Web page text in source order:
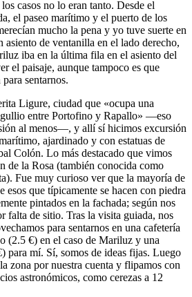
casos no lo eran tanto. Desde el
el paseo marítimo y el puerto de los
mucho la pena y yo tuve suerte en
asiento de ventanilla en el lado derecho,
iba en la última fila en el asiento del
el paisaje, aunque tampoco es que
sentarnos.
Ligure, ciudad que «ocupa una
entre Portofino y Rapallo» —eso
al menos—, y allí sí hicimos excursión
ajardinado y con estatuas de
Colón. Lo más destacado que vimos
de la Rosa (también conocida como
Fue muy curioso ver que la mayoría de
esos que típicamente se hacen con piedra
pintados en la fachada; según nos
falta de sitio. Tras la visita guiada, nos
para sentarnos en una cafetería
(2.5 €) en el caso de Mariluz y una
para mí. Sí, somos de ideas fijas. Luego
zona por nuestra cuenta y flipamos con
astronómicos, como cerezas a 12